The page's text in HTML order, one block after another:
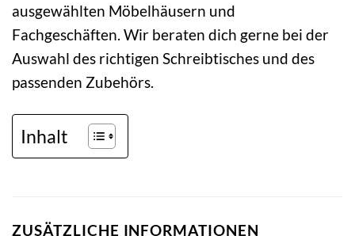
ausgewählten Möbelhäusern und
Fachgeschäften. Wir beraten dich gerne bei der
Auswahl des richtigen Schreibtisches und des
passenden Zubehörs.
Inhalt
ZUSÄTZLICHE INFORMATIONEN